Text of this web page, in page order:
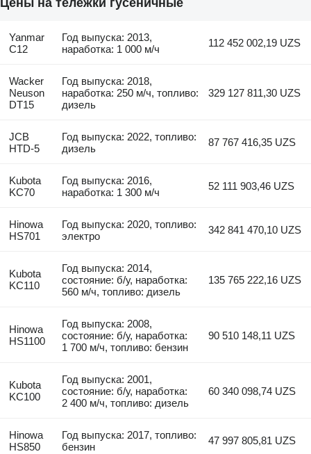
Цены на тележки гусеничные
Yanmar
C12
Год выпуска: 2013,
наработка: 1 000 м/ч
112 452 002,19 UZS
Wacker
Neuson
DT15
Год выпуска: 2018,
наработка: 250 м/ч, топливо:
дизель
329 127 811,30 UZS
JCB
HTD-5
Год выпуска: 2022, топливо:
дизель
87 767 416,35 UZS
Kubota
KC70
Год выпуска: 2016,
наработка: 1 300 м/ч
52 111 903,46 UZS
Hinowa
HS701
Год выпуска: 2020, топливо:
электро
342 841 470,10 UZS
Kubota
KC110
Год выпуска: 2014,
состояние: б/у, наработка:
560 м/ч, топливо: дизель
135 765 222,16 UZS
Hinowa
HS1100
Год выпуска: 2008,
состояние: б/у, наработка:
1 700 м/ч, топливо: бензин
90 510 148,11 UZS
Kubota
KC100
Год выпуска: 2001,
состояние: б/у, наработка:
2 400 м/ч, топливо: дизель
60 340 098,74 UZS
Hinowa
HS850
Год выпуска: 2017, топливо:
бензин
47 997 805,81 UZS